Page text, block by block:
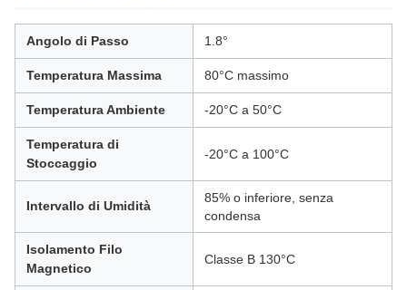
Angolo di Passo 1.8°
Temperatura Massima 80°C massimo
Temperatura Ambiente -20°C a 50°C
Temperatura di
Stoccaggio
-20°C a 100°C
Intervallo di Umidità
85% o inferiore, senza
condensa
Isolamento Filo
Magnetico
Classe B 130°C